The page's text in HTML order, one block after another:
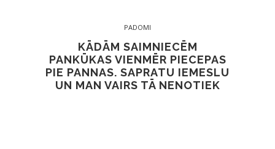
PADOMI
KĀDĀM SAIMNIECĒM
PANKŪKAS VIENMĒR PIECEPAS
PIE PANNAS. SAPRATU IEMESLU
UN MAN VAIRS TĀ NENOTIEK